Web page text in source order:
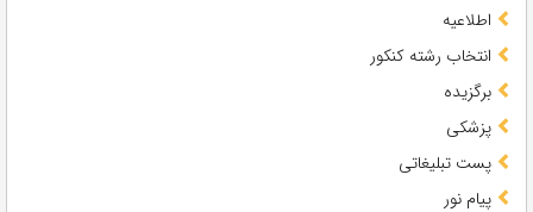
اطلاعیه
انتخاب رشته کنکور
برگزیده
پزشکی
پست تبلیغاتی
پیام نور